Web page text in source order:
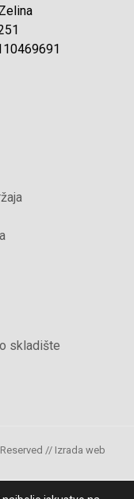
skladište
// Izrada web